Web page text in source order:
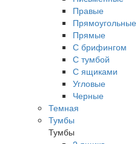
Правые
Прямоугольные
Прямые
С брифингом
С тумбой
С ящиками
Угловые
Черные
Темная
Тумбы
Тумбы